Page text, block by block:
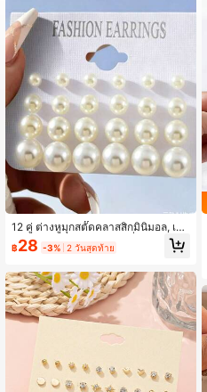
4.88 1.5K ผู้ติดตาม
4.88 1.5K ผู้ติดตาม
4.88 1.5K ผู้ติดตาม
4.88
4.88 1.5K ผู้ติดตาม
12 คู่ ต่างหูมุกสตั๊ดคลาสสิกมินิมอล, เครื่
องประดับสำหรับผู้หญิง, เครื่องประดับฤ
ดูร้อน, เหมาะสำหรับใส่ทุกวัน
฿28 -3% 2 วันสุดท้าย